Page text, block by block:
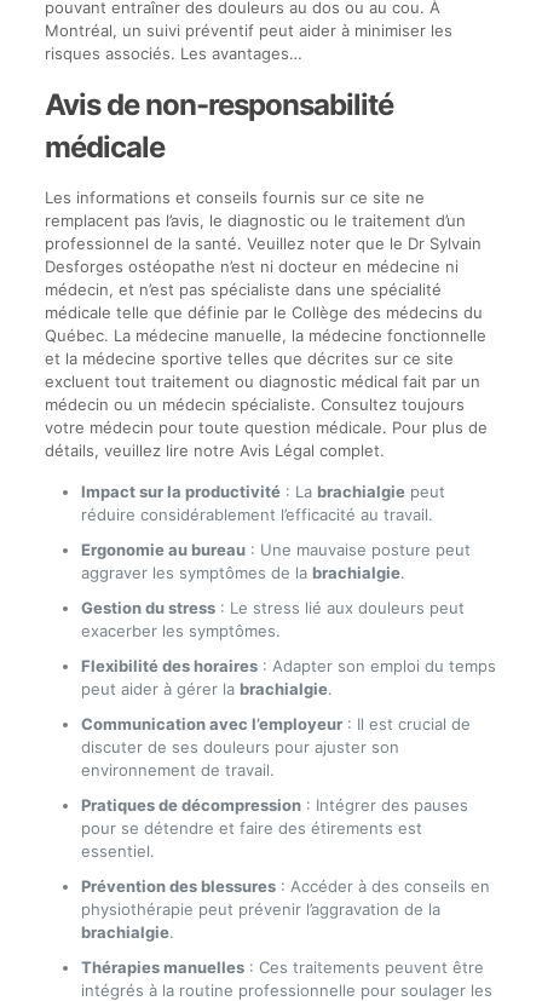
pouvant entraîner des douleurs au dos ou au cou. À
Montréal, un suivi préventif peut aider à minimiser les
risques associés. Les avantages…
Avis de non-responsabilité
médicale
Les informations et conseils fournis sur ce site ne
remplacent pas l’avis, le diagnostic ou le traitement d’un
professionnel de la santé. Veuillez noter que le Dr Sylvain
Desforges ostéopathe n’est ni docteur en médecine ni
médecin, et n’est pas spécialiste dans une spécialité
médicale telle que définie par le Collège des médecins du
Québec. La médecine manuelle, la médecine fonctionnelle
et la médecine sportive telles que décrites sur ce site
excluent tout traitement ou diagnostic médical fait par un
médecin ou un médecin spécialiste. Consultez toujours
votre médecin pour toute question médicale. Pour plus de
détails, veuillez lire notre Avis Légal complet.
Impact sur la productivité: La brachialgiepeut
réduire considérablement l’efficacité au travail.
Ergonomie au bureau: Une mauvaise posture peut
aggraver les symptômes de la brachialgie.
Gestion du stress: Le stress lié aux douleurs peut
exacerber les symptômes.
Flexibilité des horaires: Adapter son emploi du temps
peut aider à gérer la brachialgie.
Communication avec l’employeur: Il est crucial de
discuter de ses douleurs pour ajuster son
environnement de travail.
Pratiques de décompression: Intégrer des pauses
pour se détendre et faire des étirements est
essentiel.
Prévention des blessures: Accéder à des conseils en
physiothérapie peut prévenir l’aggravation de la
brachialgie.
Thérapies manuelles: Ces traitements peuvent être
intégrés à la routine professionnelle pour soulager les